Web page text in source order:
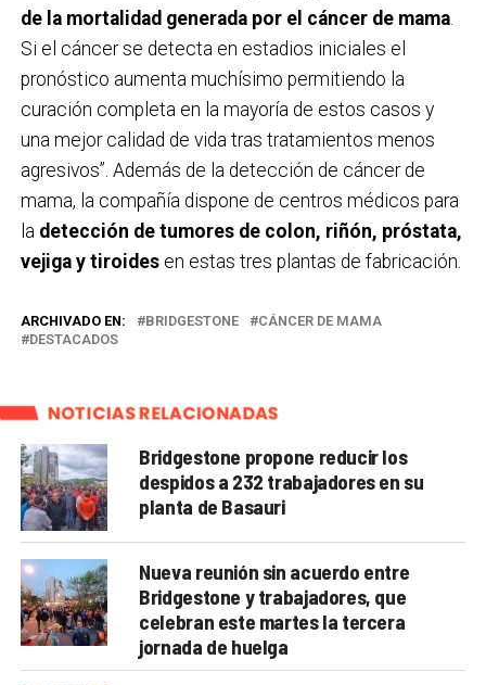
de la mortalidad generada por el cáncer de mama.
Si el cáncer se detecta en estadios iniciales el
pronóstico aumenta muchísimo permitiendo la
curación completa en la mayoría de estos casos y
una mejor calidad de vida tras tratamientos menos
agresivos”. Además de la detección de cáncer de
mama, la compañía dispone de centros médicos para
la detección de tumores de colon, riñón, próstata,
vejiga y tiroidesen estas tres plantas de fabricación.
ARCHIVADO EN: BRIDGESTONE
CÁNCER DE MAMA
DESTACADOS
NOTICIAS RELACIONADAS
Bridgestone propone reducir los
despidos a 232 trabajadores en su
planta de Basauri
Nueva reunión sin acuerdo entre
Bridgestone y trabajadores, que
celebran este martes la tercera
jornada de huelga